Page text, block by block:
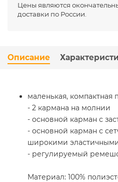
Цены являются
доставки по России.
Описание
маленькая, компактная
- 2 кармана на молнии
- основной карман с
- основной карман с
широкими
- регулируемый
Материал: 100%